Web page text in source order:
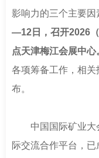
影响力的三个主要因
—12日，召开2026
点天津梅江会展中心
各项筹备工作，相
布。
中国国际矿业大
际交流合作平台，